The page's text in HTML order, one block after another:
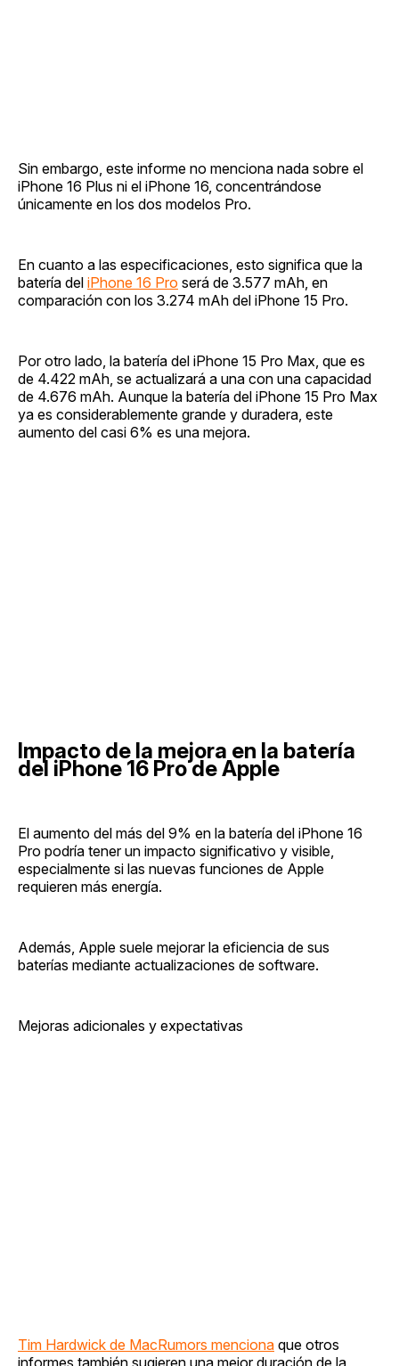
Sin embargo, este informe no menciona nada sobre el
iPhone 16 Plus ni el iPhone 16, concentrándose
únicamente en los dos modelos Pro.
En cuanto a las especificaciones, esto significa que la
batería del iPhone 16 Pro será de 3.577 mAh, en
comparación con los 3.274 mAh del iPhone 15 Pro.
Por otro lado, la batería del iPhone 15 Pro Max, que es
de 4.422 mAh, se actualizará a una con una capacidad
de 4.676 mAh. Aunque la batería del iPhone 15 Pro Max
ya es considerablemente grande y duradera, este
aumento del casi 6% es una mejora.
Impacto de la mejora en la batería
del iPhone 16 Pro de Apple
El aumento del más del 9% en la batería del iPhone 16
Pro podría tener un impacto significativo y visible,
especialmente si las nuevas funciones de Apple
requieren más energía.
Además, Apple suele mejorar la eficiencia de sus
baterías mediante actualizaciones de software.
Mejoras adicionales y expectativas
Tim Hardwick de MacRumors menciona que otros
informes también sugieren una mejor duración de la